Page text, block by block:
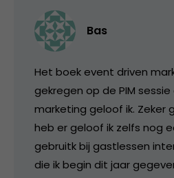
Bas
Het boek event driven
gekregen op de PIM
marketing geloof ik. Zeker
heb er geloof ik zelfs nog
gebruitk bij gastlessen
die ik begin dit jaar